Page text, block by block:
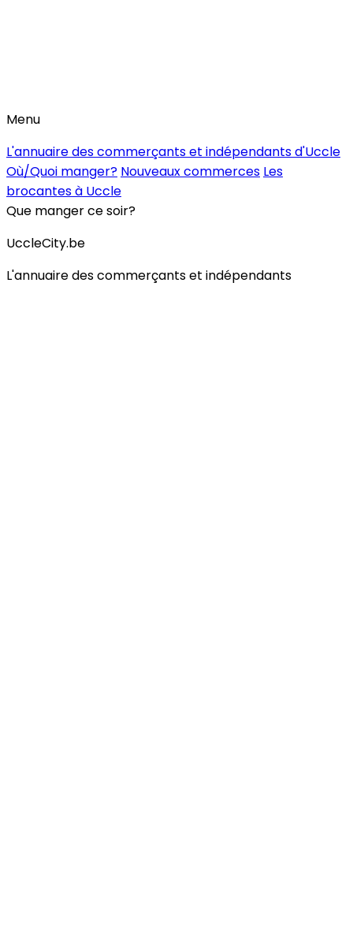
Menu
L'annuaire des commerçants et indépendants d'Uccle
Où/Quoi manger? Nouveaux commerces Les
brocantes à Uccle
Que manger ce soir?
UccleCity.be
L'annuaire des commerçants et indépendants